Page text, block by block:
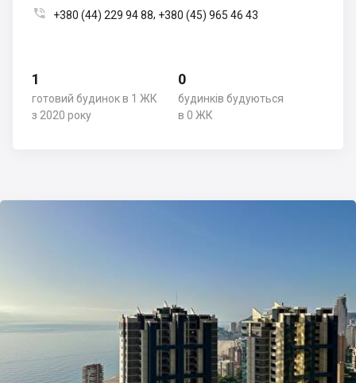
 +380 (44) 229 94 88, +380 (45) 965 46 43
1
готовий будинок в 1 ЖК
з 2020 року
0
будинків будуються
в 0 ЖК